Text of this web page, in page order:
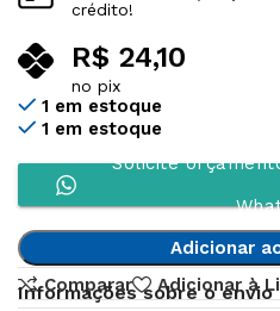
crédito!
R$ 24,10
no pix
1 em estoque
1 em estoque
Solicite
Adicionar
Comparar
Adicionar à
Informações sobre o envio